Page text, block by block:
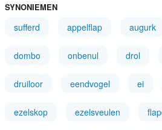
SYNONIEMEN
sufferd appelflap augurk
dombo onbenul drol
druiloor eendvogel ei
ezelskop ezelsveulen